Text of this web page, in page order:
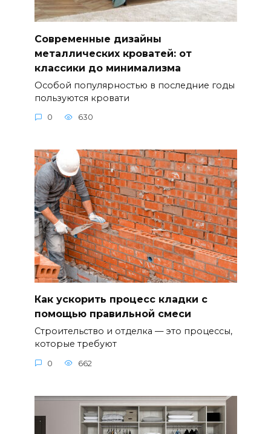
Современные дизайны
металлических кроватей: от
классики до минимализма
Особой популярностью в последние годы
пользуются кровати
0 630
Как ускорить процесс кладки с
помощью правильной смеси
Строительство и отделка — это процессы,
которые требуют
0 662